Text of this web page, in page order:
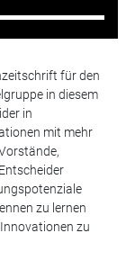
für den
in diesem
in
mit mehr
zu lernen
zu